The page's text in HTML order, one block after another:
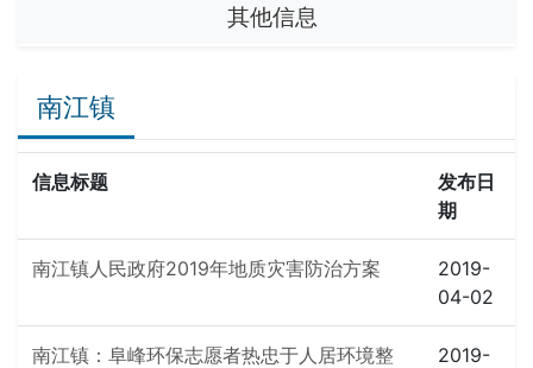
其他信息
南江镇
信息标题
发布日
期
南江镇人民政府2019年地质灾害防治方案
2019-
04-02
南江镇：阜峰环保志愿者热忠于人居环境整
2019-